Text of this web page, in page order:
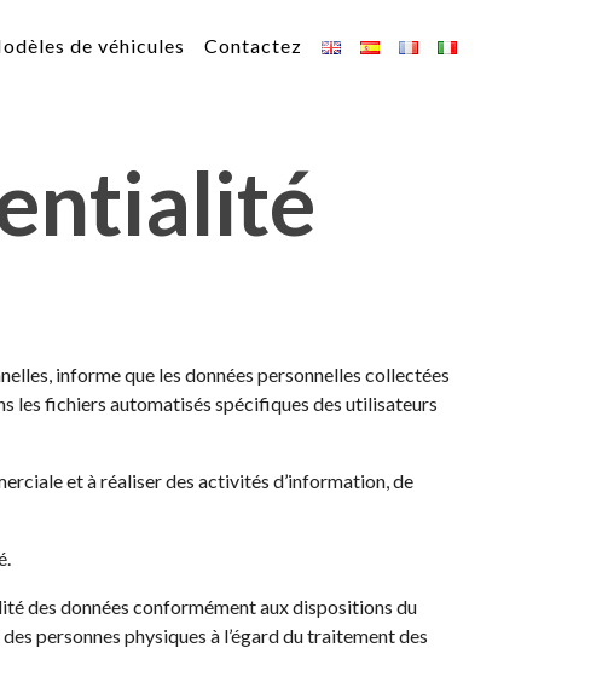
de véhicules Contactez
informe que les données personnelles collectées
les fichiers automatisés spécifiques des utilisateurs
et à réaliser des activités d’information, de
des données conformément aux dispositions du
personnes physiques à l’égard du traitement des